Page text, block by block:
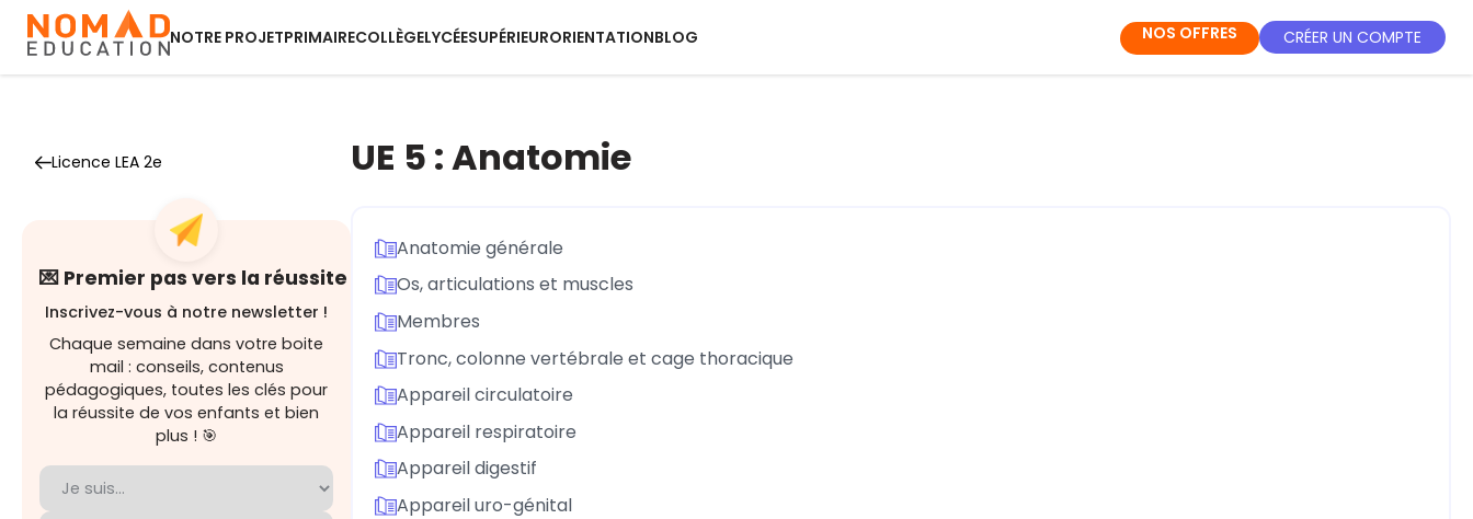
NOTRE PROJETPRIMAIRECOLLÈGELYCÉESUPÉRIEURORIENTATIONBLOG NOS OFFRES CRÉER UN COMPTE
Licence LEA 2e
💌 Premier pas vers la réussite
Inscrivez-vous à notre newsletter !
Chaque semaine dans votre boite
mail : conseils, contenus
pédagogiques, toutes les clés pour
la réussite de vos enfants et bien
plus ! 🎯
UE 5 : Anatomie
Anatomie générale
Os, articulations et muscles
Membres
Tronc, colonne vertébrale et cage thoracique
Appareil circulatoire
Appareil respiratoire
Appareil digestif
Appareil uro-génital